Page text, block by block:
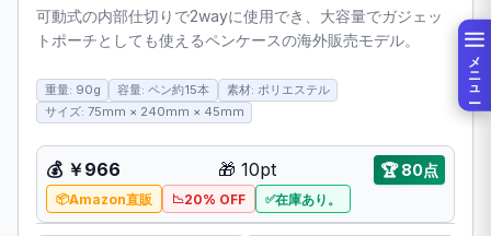
メニュー
可動式の内部仕切りで2wayに使用でき、大容量でガジェッ
トポーチとしても使えるペンケースの海外販売モデル。
重量: 90g 容量: ペン約15本
素材: ポリエステル
サイズ: 75mm × 240mm × 45mm
💰 ￥966 🎁 10pt 🏆80点
Amazon直販 20% OFF 在庫あり。